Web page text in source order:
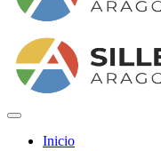
Inicio